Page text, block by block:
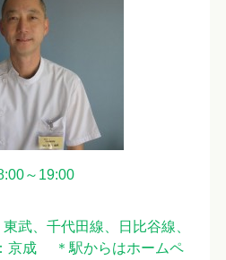
～19:00
東武、千代田線、日比谷線、
京成 ＊駅からはホームペ